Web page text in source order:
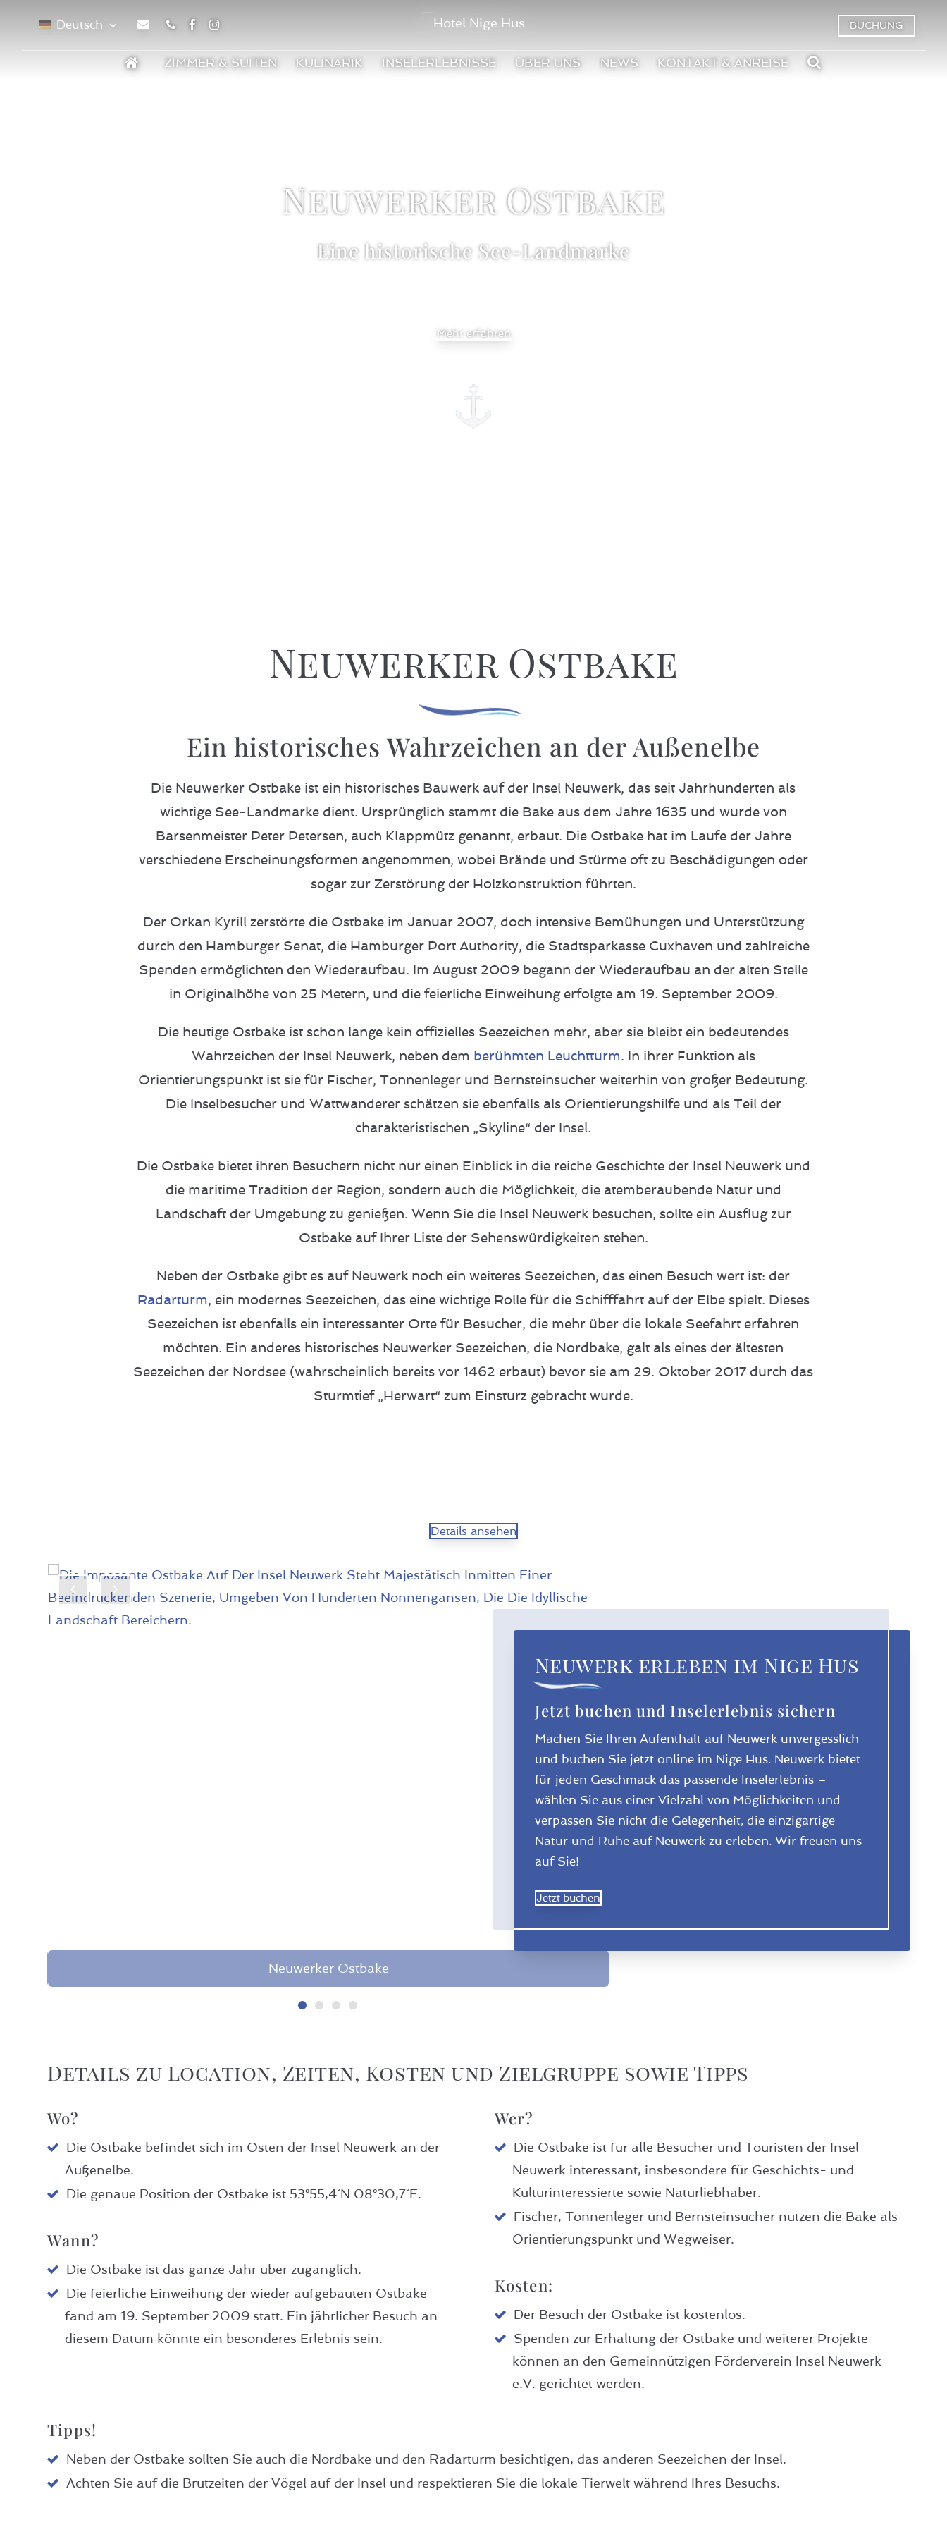
Deutsch TelefonFacebook
Instagram BUCHUNG
ZIMMER & SUITEN KULINARIK INSELERLEBNISSE ÜBER UNS NEWS KONTAKT & ANREISE
Neuwerker Ostbake
Eine historische See-Landmarke
Mehr erfahren
Neuwerker Ostbake
Ein historisches Wahrzeichen an der Außenelbe
Die Neuwerker Ostbake ist ein historisches Bauwerk auf der Insel Neuwerk, das seit Jahrhunderten als
wichtige See-Landmarke dient. Ursprünglich stammt die Bake aus dem Jahre 1635 und wurde von
Barsenmeister Peter Petersen, auch Klappmütz genannt, erbaut. Die Ostbake hat im Laufe der Jahre
verschiedene Erscheinungsformen angenommen, wobei Brände und Stürme oft zu Beschädigungen oder
sogar zur Zerstörung der Holzkonstruktion führten.
Der Orkan Kyrill zerstörte die Ostbake im Januar 2007, doch intensive Bemühungen und Unterstützung
durch den Hamburger Senat, die Hamburger Port Authority, die Stadtsparkasse Cuxhaven und zahlreiche
Spenden ermöglichten den Wiederaufbau. Im August 2009 begann der Wiederaufbau an der alten Stelle
in Originalhöhe von 25 Metern, und die feierliche Einweihung erfolgte am 19. September 2009.
Die heutige Ostbake ist schon lange kein offizielles Seezeichen mehr, aber sie bleibt ein bedeutendes
Wahrzeichen der Insel Neuwerk, neben dem berühmten Leuchtturm. In ihrer Funktion als
Orientierungspunkt ist sie für Fischer, Tonnenleger und Bernsteinsucher weiterhin von großer Bedeutung.
Die Inselbesucher und Wattwanderer schätzen sie ebenfalls als Orientierungshilfe und als Teil der
charakteristischen „Skyline“ der Insel.
Die Ostbake bietet ihren Besuchern nicht nur einen Einblick in die reiche Geschichte der Insel Neuwerk und
die maritime Tradition der Region, sondern auch die Möglichkeit, die atemberaubende Natur und
Landschaft der Umgebung zu genießen. Wenn Sie die Insel Neuwerk besuchen, sollte ein Ausflug zur
Ostbake auf Ihrer Liste der Sehenswürdigkeiten stehen.
Neben der Ostbake gibt es auf Neuwerk noch ein weiteres Seezeichen, das einen Besuch wert ist: der
Radarturm, ein modernes Seezeichen, das eine wichtige Rolle für die Schifffahrt auf der Elbe spielt. Dieses
Seezeichen ist ebenfalls ein interessanter Orte für Besucher, die mehr über die lokale Seefahrt erfahren
möchten. Ein anderes historisches Neuwerker Seezeichen, die Nordbake, galt als eines der ältesten
Seezeichen der Nordsee (wahrscheinlich bereits vor 1462 erbaut) bevor sie am 29. Oktober 2017 durch das
Sturmtief „Herwart“ zum Einsturz gebracht wurde.
Details ansehen
Neuwerker Ostbake
Previous
Slide
Next
Slide
Neuwerk erleben im Nige Hus
Jetzt buchen und Inselerlebnis sichern
Machen Sie Ihren Aufenthalt auf Neuwerk unvergesslich
und buchen Sie jetzt online im Nige Hus. Neuwerk bietet
für jeden Geschmack das passende Inselerlebnis –
wählen Sie aus einer Vielzahl von Möglichkeiten und
verpassen Sie nicht die Gelegenheit, die einzigartige
Natur und Ruhe auf Neuwerk zu erleben. Wir freuen uns
auf Sie!
Jetzt buchen
Details zu Location, Zeiten, Kosten und Zielgruppe sowie Tipps
Wo?
Die Ostbake befindet sich im Osten der Insel Neuwerk an der
Außenelbe.
Die genaue Position der Ostbake ist 53°55,4´N 08°30,7´E.
Wann?
Die Ostbake ist das ganze Jahr über zugänglich.
Die feierliche Einweihung der wieder aufgebauten Ostbake
fand am 19. September 2009 statt. Ein jährlicher Besuch an
diesem Datum könnte ein besonderes Erlebnis sein.
Wer?
Die Ostbake ist für alle Besucher und Touristen der Insel
Neuwerk interessant, insbesondere für Geschichts- und
Kulturinteressierte sowie Naturliebhaber.
Fischer, Tonnenleger und Bernsteinsucher nutzen die Bake als
Orientierungspunkt und Wegweiser.
Kosten:
Der Besuch der Ostbake ist kostenlos.
Spenden zur Erhaltung der Ostbake und weiterer Projekte
können an den Gemeinnützigen Förderverein Insel Neuwerk
e.V. gerichtet werden.
Tipps!
Neben der Ostbake sollten Sie auch die Nordbake und den Radarturm besichtigen, das anderen Seezeichen der Insel.
Achten Sie auf die Brutzeiten der Vögel auf der Insel und respektieren Sie die lokale Tierwelt während Ihres Besuchs.